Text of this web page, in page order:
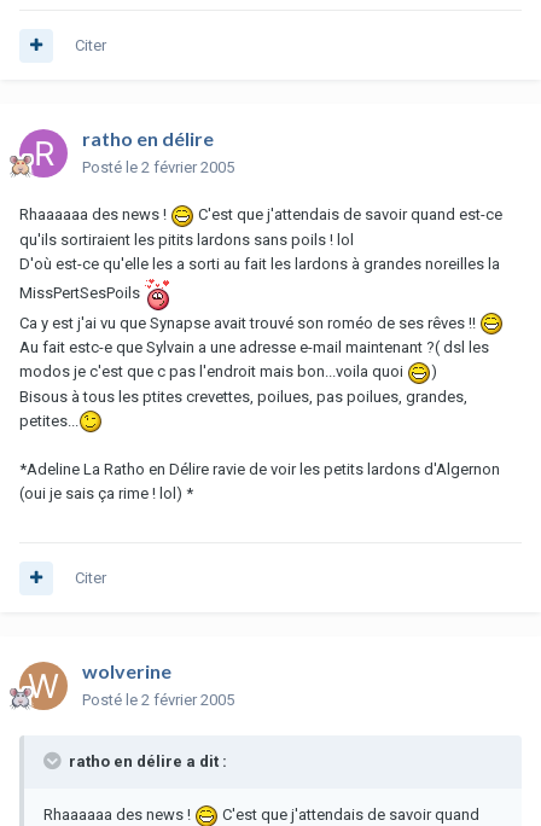
Citer
ratho en délire
Posté le 2 février 2005
Rhaaaaaa des news !
C'est que j'attendais de savoir quand est-ce
qu'ils sortiraient les pitits lardons sans poils ! lol
D'où est-ce qu'elle les a sorti au fait les lardons à grandes noreilles la
MissPertSesPoils
Ca y est j'ai vu que Synapse avait trouvé son roméo de ses rêves !!
Au fait estc-e que Sylvain a une adresse e-mail maintenant ?( dsl les
modos je c'est que c pas l'endroit mais bon...voila quoi
)
Bisous à tous les ptites crevettes, poilues, pas poilues, grandes,
petites...
*Adeline La Ratho en Délire ravie de voir les petits lardons d'Algernon
(oui je sais ça rime ! lol) *
Citer
wolverine
Posté le 2 février 2005
ratho en délire a dit :
Rhaaaaaa des news !
C'est que j'attendais de savoir quand